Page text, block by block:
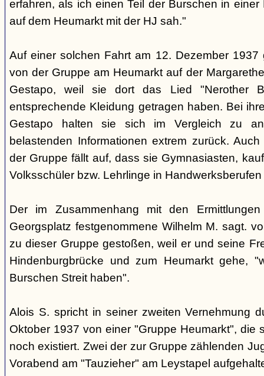
erfahren, als ich einen Teil der Burschen in
auf dem Heumarkt mit der HJ sah."
Auf einer solchen Fahrt am 12. Dezember 1937
von der Gruppe am Heumarkt auf der
Gestapo, weil sie dort das Lied "Nerother
entsprechende Kleidung getragen haben. Bei
Gestapo halten sie sich im Vergleich zu
belastenden Informationen extrem zurück.
der Gruppe fällt auf, dass sie Gymnasiasten,
Volksschüler bzw. Lehrlinge in
Der im Zusammenhang mit den
Georgsplatz festgenommene Wilhelm M. sagt.
zu dieser Gruppe gestoßen, weil er und seine
Hindenburgbrücke und zum Heumarkt gehe,
Burschen Streit haben".
Alois S. spricht in seiner zweiten Vernehmung
Oktober 1937 von einer "Gruppe Heumarkt", die
noch existiert. Zwei der zur Gruppe zählenden
Vorabend am "Tauzieher" am Leystapel